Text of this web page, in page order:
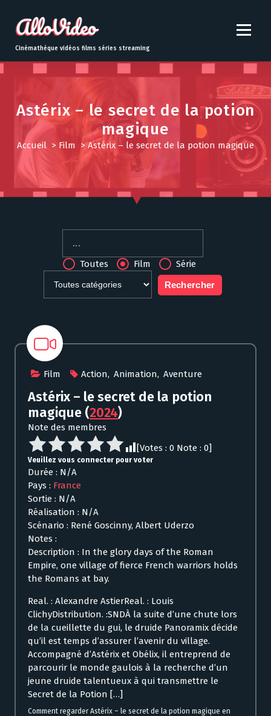
t
o
Cinémathèque vidéos films séries streaming
Astérix – le secret de la potion
magique
Accueil > Film > Astérix – le secret de la potion magique
Toutes Film Série
Film Action, Animation, Aventure
Astérix – le secret de la potion
magique (2024)
Note des membres
[Votes : 0 Note : 0]
Veuillez vous connecter pour voter
Durée : N/A
Pays : France
Sortie : N/A
Réalisation : N/A
Scénario : René Goscinny, Albert Uderzo
Notes :
Description : In the glory days of the Roman
Empire, one village of fierce French warriors holds
the Romans at bay.
Real. : Alexandre AstierReal. : Louis
ClichyDistribution. :SNDÀ la suite d’une chute lors
de la cueillette du gui, le druide Panoramix décide
qu’il est temps d’assurer l’avenir du village.
Accompagné d’Astérix et Obélix, il entreprend de
parcourir le monde gaulois à la recherche d’un
jeune druide talentueux à qui transmettre le
Secret de la Potion […]
Comment regarder Astérix – le secret de la potion magique en